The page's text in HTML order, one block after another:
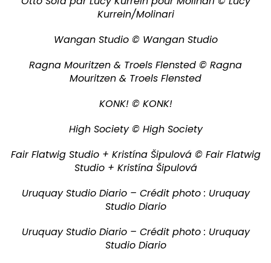
Kurrein/Molinari
Wangan Studio © Wangan Studio
Ragna Mouritzen & Troels Flensted © Ragna
Mouritzen & Troels Flensted
KONK! © KONK!
High Society © High Society
Fair Flatwig Studio + Kristína Šipulová © Fair Flatwig
Studio + Kristína Šipulová
Uruquay Studio Diario – Crédit photo : Uruquay
Studio Diario
Uruquay Studio Diario – Crédit photo : Uruquay
Studio Diario